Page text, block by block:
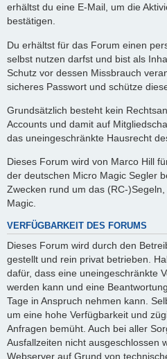
erhältst du eine E-Mail, um die
bestätigen.
Du erhältst für das Forum einen
selbst nutzen darfst und bist als
Schutz vor dessen Missbrauch
sicheres Passwort und schütze
Grundsätzlich besteht kein
Accounts und damit auf
das uneingeschränkte Hausrecht
Dieses Forum wird von Marco Hill
der deutschen Micro Magic Segler
Zwecken rund um das (RC-
Magic.
VERFÜGBARKEIT DES FORUMS
Dieses Forum wird durch den
gestellt und rein privat betrieben.
dafür, dass eine uneingeschränkte
werden kann und eine
Tage in Anspruch nehmen kann.
um eine hohe Verfügbarkeit und
Anfragen bemüht. Auch bei aller
Ausfallzeiten nicht ausgeschlossen
Webserver auf Grund von